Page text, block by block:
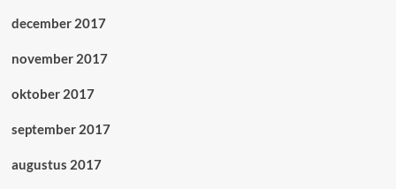
december 2017
november 2017
oktober 2017
september 2017
augustus 2017